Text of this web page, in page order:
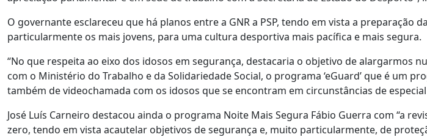
O governante esclareceu que há planos entre a GNR a PSP, tendo em vista a preparação
particularmente os mais jovens, para uma cultura desportiva mais pacífica e mais segura.
“No que respeita ao eixo dos idosos em segurança, destacaria o objetivo de alargarmos
com o Ministério do Trabalho e da Solidariedade Social, o programa ‘eGuard’ que é um
também de videochamada com os idosos que se encontram em circunstâncias de
José Luís Carneiro destacou ainda o programa Noite Mais Segura Fábio Guerra com “a
zero, tendo em vista acautelar objetivos de segurança e, muito particularmente, de